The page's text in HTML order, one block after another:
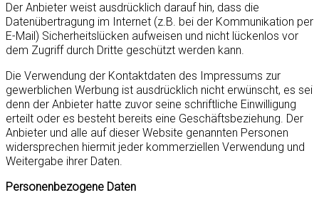
Der Anbieter weist ausdrücklich darauf hin, dass die
Datenübertragung im Internet (z.B. bei der Kommunikation per
E-Mail) Sicherheitslücken aufweisen und nicht lückenlos vor
dem Zugriff durch Dritte geschützt werden kann.
Die Verwendung der Kontaktdaten des Impressums zur
gewerblichen Werbung ist ausdrücklich nicht erwünscht, es sei
denn der Anbieter hatte zuvor seine schriftliche Einwilligung
erteilt oder es besteht bereits eine Geschäftsbeziehung. Der
Anbieter und alle auf dieser Website genannten Personen
widersprechen hiermit jeder kommerziellen Verwendung und
Weitergabe ihrer Daten.
Personenbezogene Daten